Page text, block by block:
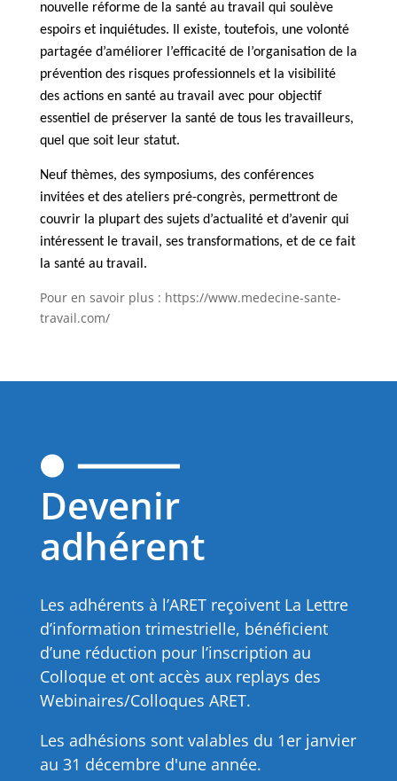
nouvelle réforme de la santé au travail qui soulève
espoirs et inquiétudes. Il existe, toutefois, une volonté
partagée d’améliorer l’efficacité de l’organisation de la
prévention des risques professionnels et la visibilité
des actions en santé au travail avec pour objectif
essentiel de préserver la santé de tous les travailleurs,
quel que soit leur statut.
Neuf thèmes, des symposiums, des conférences
invitées et des ateliers pré-congrès, permettront de
couvrir la plupart des sujets d’actualité et d’avenir qui
intéressent le travail, ses transformations, et de ce fait
la santé au travail.
Pour en savoir plus : https://www.medecine-sante-
travail.com/
Devenir
adhérent
Les adhérents à l’ARET reçoivent La Lettre
d’information trimestrielle, bénéficient
d’une réduction pour l’inscription au
Colloque et ont accès aux replays des
Webinaires/Colloques ARET.
Les adhésions sont valables du 1er janvier
au 31 décembre d'une année.